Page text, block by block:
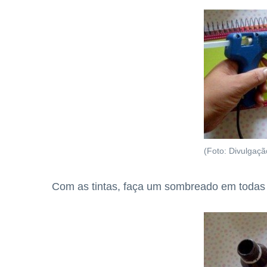
(Foto:
Com as tintas, faça um sombreado em